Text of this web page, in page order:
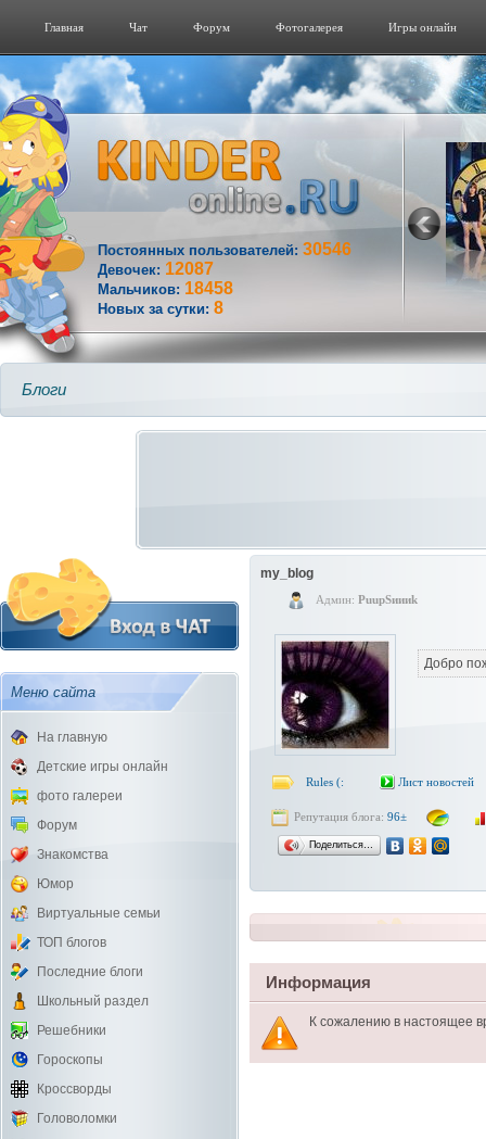
Главная Чат Форум Фотогалерeя Игры онлайн
Постоянных пользователей: 30546
Девочек: 12087
Мальчиков: 18458
Новых за сутки: 8
Блоги
Меню сайта
На главную
Детские игры онлайн
фото галереи
Форум
Знакомства
Юмор
Виртуальные семьи
ТОП блогов
Последние блоги
Школьный раздел
Решебники
Гороскопы
Кроссворды
Головоломки
my_blog
Админ: PuupSиииk
Добро
Rules (: Лист новостей
Репутация блога: 96±
Поделиться…
Информация
К сожалению в настоящее